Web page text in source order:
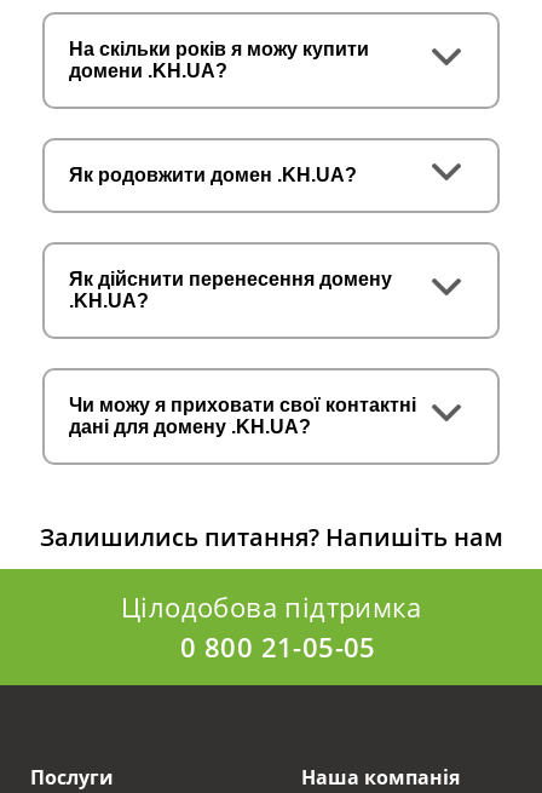
На скільки років я можу купити
домени .KH.UA?
Як родовжити домен .KH.UA?
Як дійснити перенесення домену
.KH.UA?
Чи можу я приховати свої контактні
дані для домену .KH.UA?
Залишились питання? Напишіть нам
Цілодобова підтримка
0 800 21-05-05
Послуги Наша компанія